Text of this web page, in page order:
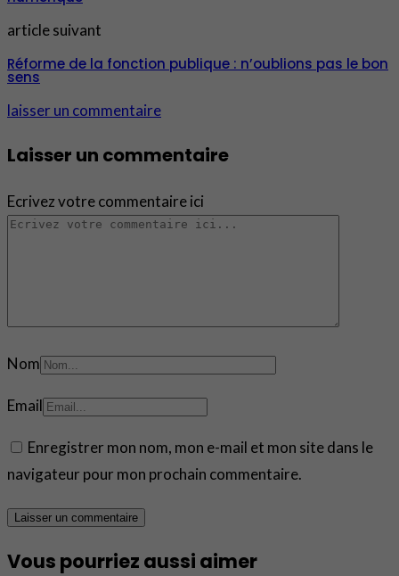
article suivant
Réforme de la fonction publique : n’oublions pas le bon
sens
laisser un commentaire
Laisser un commentaire
Ecrivez votre commentaire ici
Nom
Email
Enregistrer mon nom, mon e-mail et mon site dans le
navigateur pour mon prochain commentaire.
Vous pourriez aussi aimer